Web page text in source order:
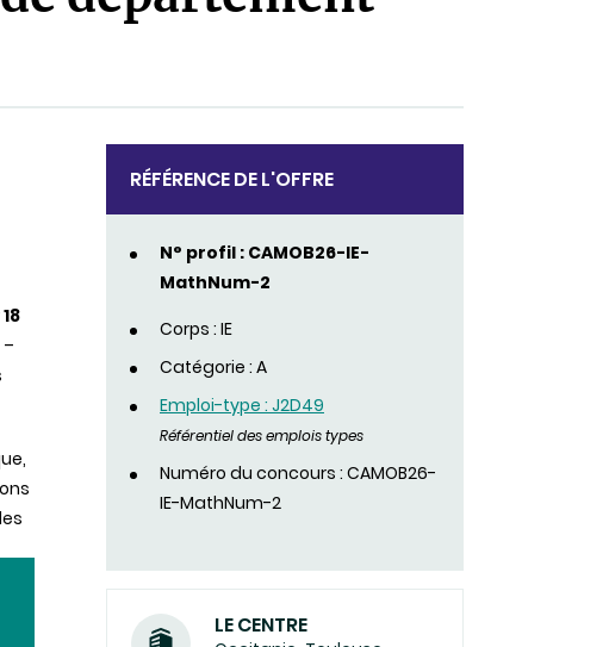
18
RÉFÉRENCE DE L'OFFRE
N° profil : CAMOB26-IE-
MathNum-2
Corps : IE
Catégorie : A
Emploi-type : J2D49
Référentiel des emplois types
Numéro du concours : CAMOB26-
IE-MathNum-2
LE CENTRE